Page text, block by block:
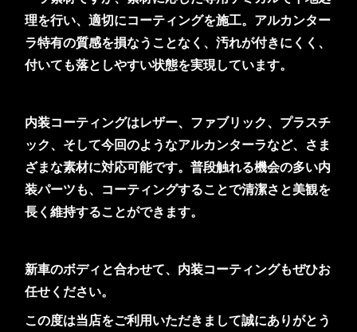
理を行い、適切にコーティングを施工。アルカンター
ラ特有の質感を損なうことなく、汚れが付きにくく、
付いても落としやすい状態を実現しています。
内装コーティングはレザー、ファブリック、プラスチ
ック、そして今回のようなアルカンターラなど、さま
ざまな素材に対応可能です。普段触れる機会の多い内
装パーツも、コーティングすることで清潔さと美観を
長く維持することができます。
新車のボディと合わせて、内装コーティングもぜひお
任せください。
この度は当店をご利用いただきまして誠にありがとう